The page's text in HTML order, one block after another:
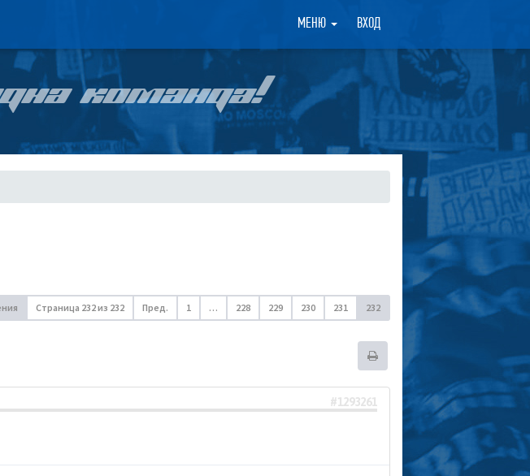
МЕНЮ ВХОД ×
КОМАНДА!
Страница 232из 232 Пред. 1 … 228 229 230 231 232
#1293261